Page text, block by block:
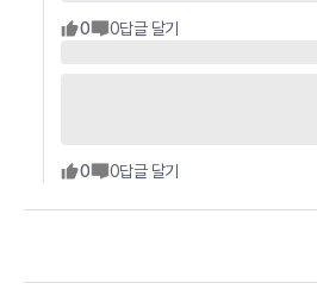
0 0답글 달기
0 0답글 달기